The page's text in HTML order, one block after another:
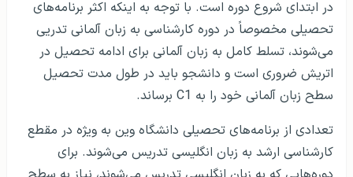
تعدادی از برنامه‌های تحصیلی دانشگاه وین به ویژه در مقطع
کارشناسی ارشد به زبان انگلیسی تدریس می‌شوند. برای
دوره‌هایی که به زبان انگلیسی تدریس می‌شوند، نیاز به سطح
زبان انگلیسی B2 است. در فایل زیر برنامه‌های تحصیلی مقطع
است، ذکر شده است:
رشته‌های انگلیسی زبان در دانشگاه وین